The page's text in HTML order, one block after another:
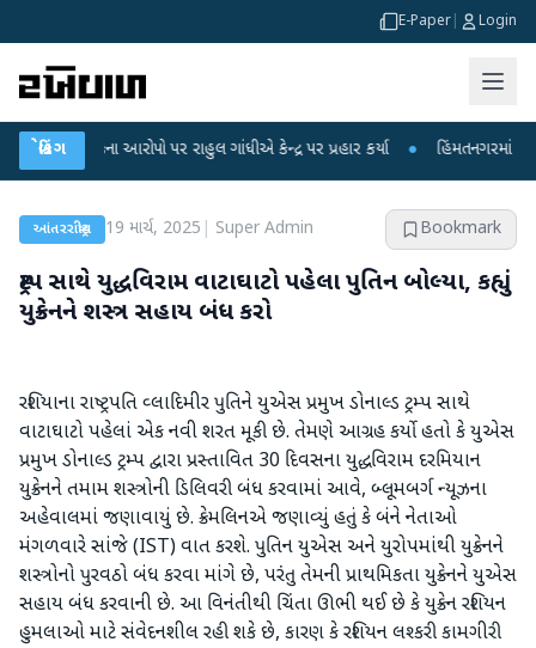
E-Paper Login
બ્રેકિંગ
લીકના આરોપો પર રાહુલ ગાંધીએ કેન્દ્ર પર પ્રહાર કર્યા ● હિંમતનગરમાં રહસ્યમય
આંતરરાષ્ટ્રીય 19 માર્ચ, 2025 Super Admin Bookmark
ટ્રમ્પ સાથે યુદ્ધવિરામ વાટાઘાટો પહેલા પુતિન બોલ્યા, કહ્યું
યુક્રેનને શસ્ત્ર સહાય બંધ કરો
રશિયાના રાષ્ટ્રપતિ વ્લાદિમીર પુતિને યુએસ પ્રમુખ ડોનાલ્ડ ટ્રમ્પ સાથે
વાટાઘાટો પહેલાં એક નવી શરત મૂકી છે. તેમણે આગ્રહ કર્યો હતો કે યુએસ
પ્રમુખ ડોનાલ્ડ ટ્રમ્પ દ્વારા પ્રસ્તાવિત 30 દિવસના યુદ્ધવિરામ દરમિયાન
યુક્રેનને તમામ શસ્ત્રોની ડિલિવરી બંધ કરવામાં આવે, બ્લૂમબર્ગ ન્યૂઝના
અહેવાલમાં જણાવાયું છે. ક્રેમલિનએ જણાવ્યું હતું કે બંને નેતાઓ
મંગળવારે સાંજે (IST) વાત કરશે. પુતિન યુએસ અને યુરોપમાંથી યુક્રેનને
શસ્ત્રોનો પુરવઠો બંધ કરવા માંગે છે, પરંતુ તેમની પ્રાથમિકતા યુક્રેનને યુએસ
સહાય બંધ કરવાની છે. આ વિનંતીથી ચિંતા ઊભી થઈ છે કે યુક્રેન રશિયન
હુમલાઓ માટે સંવેદનશીલ રહી શકે છે, કારણ કે રશિયન લશ્કરી કામગીરી